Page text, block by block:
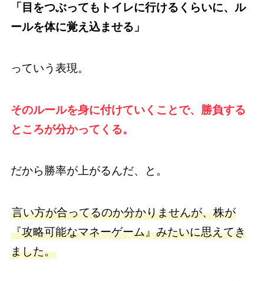
「目をつぶってもトイレに行けるくらいに、ル
ールを体に覚え込ませる」
っていう表現。
そのルールを身に付けていくことで、勝負する
ところが分かってくる。
だから勝率が上がるんだ、と。
言い方が合ってるのか分かりませんが、株が
『攻略可能なマネーゲーム』みたいに思えてき
ました。